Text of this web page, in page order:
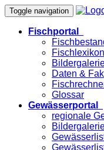
Toggle navigation
Fischportal
Fischlexikon
Daten &
Glossar
Gewässerportal
regionale